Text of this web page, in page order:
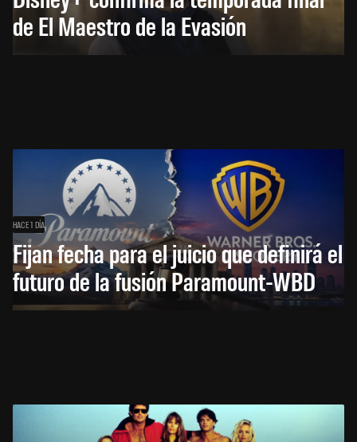
de El Maestro de la Evasión
HACE 1 DÍA
Fijan fecha para el juicio que definirá el
futuro de la fusión Paramount-WBD